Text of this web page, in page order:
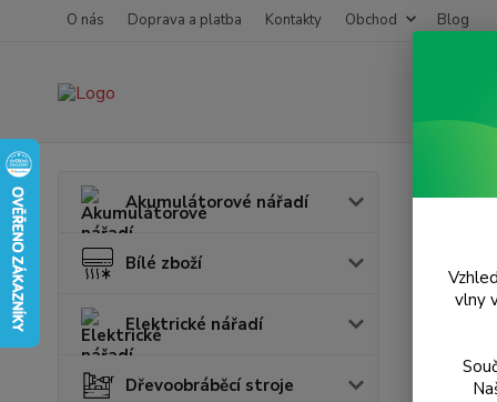
O nás Doprava a platba Kontakty Obchod Blog
Akumulátorové nářadí
Bílé zboží
Elektrické nářadí
Dřevoobráběcí stroje
-vlny